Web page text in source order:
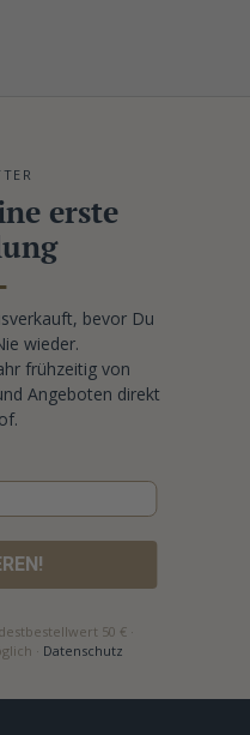
erste
bevor Du
wieder.
frühzeitig von
Angeboten direkt
50 € ·
· Datenschutz